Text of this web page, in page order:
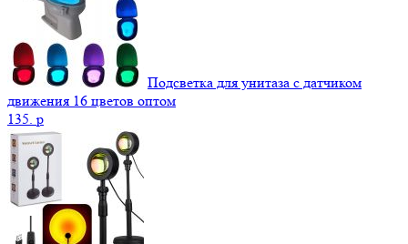
Подсветка для унитаза с датчиком
движения 16 цветов оптом
135. p